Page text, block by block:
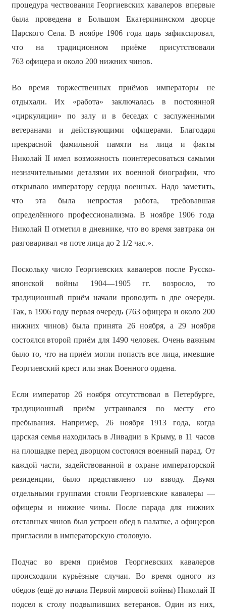
процедура чествования Георгиевских кавалеров впервые
была проведена в Большом Екатерининском дворце
Царского Села. В ноябре 1906 года царь зафиксировал,
что на традиционном приёме присутствовали
763 офицера и около 200 нижних чинов.
Во время торжественных приёмов императоры не
отдыхали. Их «работа» заключалась в постоянной
«циркуляции» по залу и в беседах с заслуженными
ветеранами и действующими офицерами. Благодаря
прекрасной фамильной памяти на лица и факты
Николай II имел возможность поинтересоваться самыми
незначительными деталями их военной биографии, что
открывало императору сердца военных. Надо заметить,
что эта была непростая работа, требовавшая
определённого профессионализма. В ноябре 1906 года
Николай II отметил в дневнике, что во время завтрака он
разговаривал «в поте лица до 2 1/2 час.».
Поскольку число Георгиевских кавалеров после Русско-
японской войны 1904—1905 гг. возросло, то
традиционный приём начали проводить в две очереди.
Так, в 1906 году первая очередь (763 офицера и около 200
нижних чинов) была принята 26 ноября, а 29 ноября
состоялся второй приём для 1490 человек. Очень важным
было то, что на приём могли попасть все лица, имевшие
Георгиевский крест или знак Военного ордена.
Если император 26 ноября отсутствовал в Петербурге,
традиционный приём устраивался по месту его
пребывания. Например, 26 ноября 1913 года, когда
царская семья находилась в Ливадии в Крыму, в 11 часов
на площадке перед дворцом состоялся военный парад. От
каждой части, задействованной в охране императорской
резиденции, было представлено по взводу. Двумя
отдельными группами стояли Георгиевские кавалеры —
офицеры и нижние чины. После парада для нижних
отставных чинов был устроен обед в палатке, а офицеров
пригласили в императорскую столовую.
Подчас во время приёмов Георгиевских кавалеров
происходили курьёзные случаи. Во время одного из
обедов (ещё до начала Первой мировой войны) Николай II
подсел к столу подвыпивших ветеранов. Один из них,